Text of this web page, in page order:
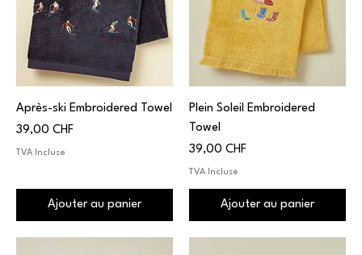
Après-ski Embroidered Towel
Prix
39,00 CHF
TVA Incluse
Ajouter au panier
Plein Soleil Embroidered
Towel
Prix
39,00 CHF
TVA Incluse
Ajouter au panier